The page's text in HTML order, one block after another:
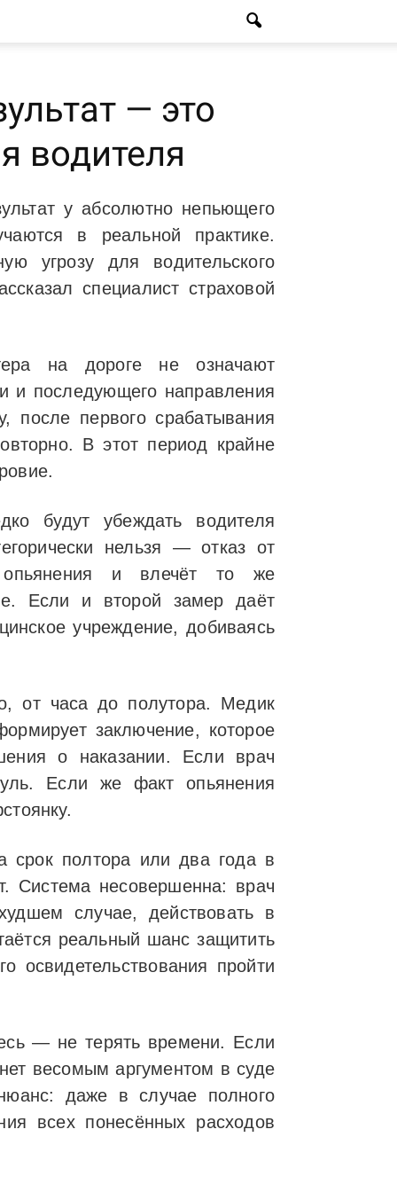
— это
водителя
у абсолютно непьющего
в реальной практике.
угрозу для водительского
специалист страховой
на дороге не означают
и последующего направления
после первого срабатывания
В этот период крайне
будут убеждать водителя
нельзя — отказ от
опьянения и влечёт то же
Если и второй замер даёт
учреждение, добиваясь
от часа до полутора. Медик
заключение, которое
о наказании. Если врач
Если же факт опьянения
срок полтора или два года в
Система несовершенна: врач
случае, действовать в
реальный шанс защитить
освидетельствования пройти
— не терять времени. Если
весомым аргументом в суде
даже в случае полного
всех понесённых расходов